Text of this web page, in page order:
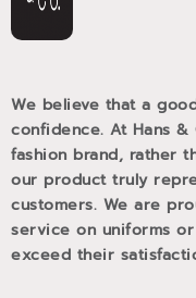
We believe that a
confidence. At Hans
fashion brand, rather
our product truly
customers. We are
service on uniforms
exceed their